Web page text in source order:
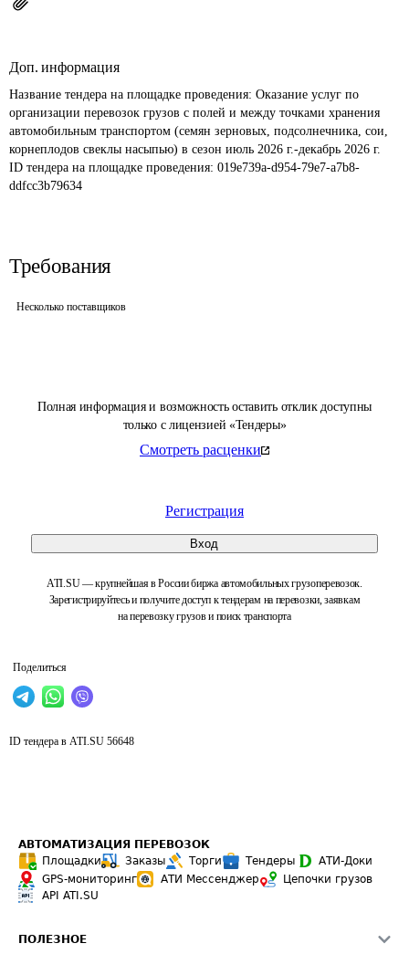
Полная информация и возможность оставить отклик доступны
только с лицензией «Тендеры»
Смотреть расценки
Регистрация
Вход
ATI.SU — крупнейшая в России биржа автомобильных грузоперевозок.
Зарегистрируйтесь и получите доступ к тендерам на перевозки, заявкам
на перевозку грузов и поиск транспорта
Поделиться
Доп. информация
Название тендера на площадке проведения: Оказание услуг по
организации перевозок грузов с полей и между точками хранения
автомобильным транспортом (семян зерновых, подсолнечника, сои,
корнеплодов свеклы насыпью) в сезон июль 2026 г.-декабрь 2026 г.
ID тендера на площадке проведения: 019e739a-d954-79e7-a7b8-
ddfcc3b79634
Требования
Несколько поставщиков
ID тендера в ATI.SU 56648
АВТОМАТИЗАЦИЯ ПЕРЕВОЗОК
Площадки
Заказы Торги Тендеры
АТИ-Доки
GPS-мониторинг
АТИ Мессенджер
Цепочки грузов
API ATI.SU
ПОЛЕЗНОЕ